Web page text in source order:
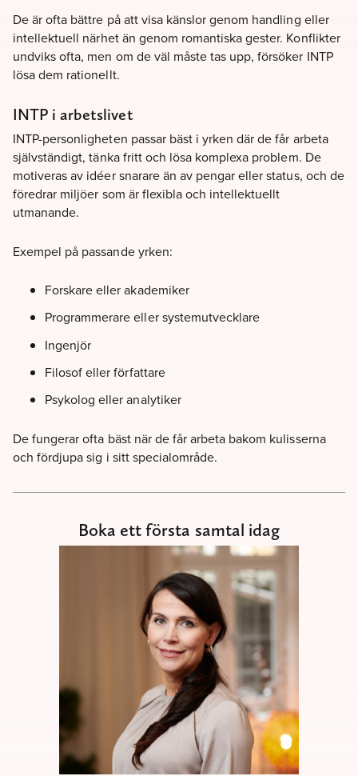
De är ofta bättre på att visa känslor genom handling eller
intellektuell närhet än genom romantiska gester. Konflikter
undviks ofta, men om de väl måste tas upp, försöker INTP
lösa dem rationellt.
INTP i arbetslivet
INTP-personligheten passar bäst i yrken där de får arbeta
självständigt, tänka fritt och lösa komplexa problem. De
motiveras av idéer snarare än av pengar eller status, och de
föredrar miljöer som är flexibla och intellektuellt
utmanande.
Exempel på passande yrken:
Forskare eller akademiker
Programmerare eller systemutvecklare
Ingenjör
Filosof eller författare
Psykolog eller analytiker
De fungerar ofta bäst när de får arbeta bakom kulisserna
och fördjupa sig i sitt specialområde.
Boka ett första samtal idag